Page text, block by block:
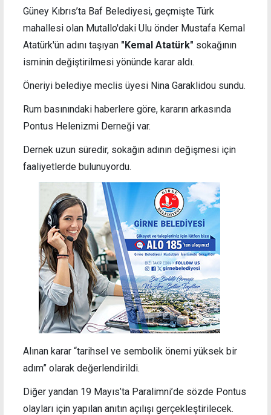
Güney Kıbrıs’ta Baf Belediyesi, geçmişte Türk
mahallesi olan Mutallo'daki Ulu önder Mustafa Kemal
Atatürk'ün adını taşıyan "Kemal Atatürk" sokağının
isminin değiştirilmesi yönünde karar aldı.
Öneriyi belediye meclis üyesi Nina Garaklidou sundu.
Rum basınındaki haberlere göre, kararın arkasında
Pontus Helenizmi Derneği var.
Dernek uzun süredir, sokağın adının değişmesi için
faaliyetlerde bulunuyordu.
Alınan karar “tarihsel ve sembolik önemi yüksek bir
adım” olarak değerlendirildi.
Diğer yandan 19 Mayıs’ta Paralimni’de sözde Pontus
olayları için yapılan anıtın açılışı gerçekleştirilecek.